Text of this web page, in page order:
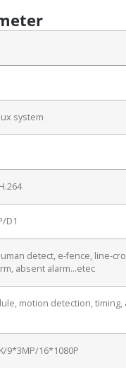
system
D1
detect, e-fence, line-
absent alarm…etec
motion detection, timing,
9*3MP/16*1080P